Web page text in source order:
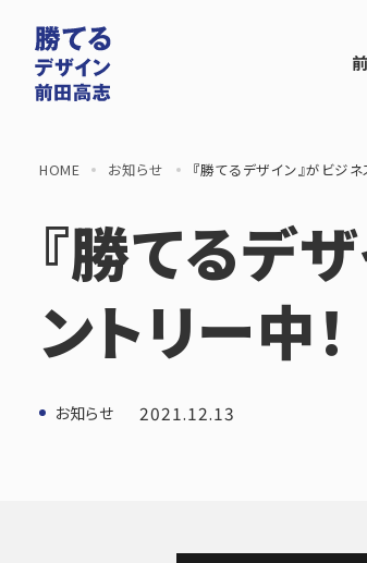
HOME お知らせ 『勝てるデザイン』がビジ
『勝てるデ
ントリー中！
お知らせ 2021.12.13